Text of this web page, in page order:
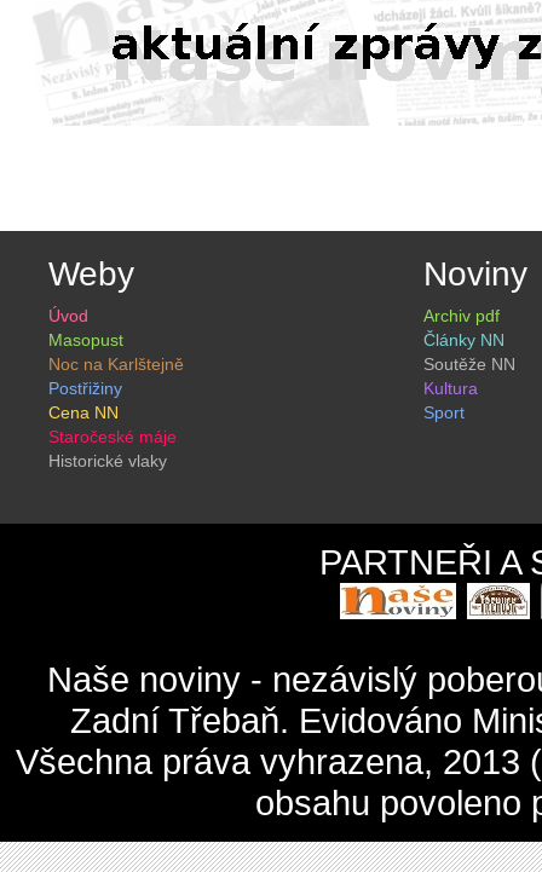
Weby
Úvod
Masopust
Noc na Karlštejně
Postřižiny
Cena NN
Staročeské máje
Historické vlaky
Noviny
Archiv pdf
Články NN
Soutěže NN
Kultura
Sport
PARTNEŘI A
Naše noviny - nezávislý
Zadní Třebaň. Evidováno
Všechna práva vyhrazena,
obsahu povoleno